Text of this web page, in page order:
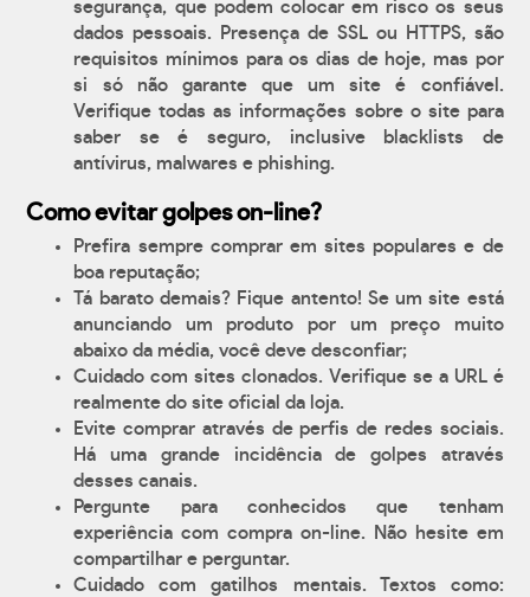
segurança, que podem colocar em risco os seus
dados pessoais. Presença de SSL ou HTTPS, são
requisitos mínimos para os dias de hoje, mas por
si só não garante que um site é confiável.
Verifique todas as informações sobre o site para
saber se é seguro, inclusive blacklists de
antívirus, malwares e phishing.
Como evitar golpes on-line?
Prefira sempre comprar em sites populares e de
boa reputação;
Tá barato demais? Fique antento! Se um site está
anunciando um produto por um preço muito
abaixo da média, você deve desconfiar;
Cuidado com sites clonados. Verifique se a URL é
realmente do site oficial da loja.
Evite comprar através de perfis de redes sociais.
Há uma grande incidência de golpes através
desses canais.
Pergunte para conhecidos que tenham
experiência com compra on-line. Não hesite em
compartilhar e perguntar.
Cuidado com gatilhos mentais. Textos como: